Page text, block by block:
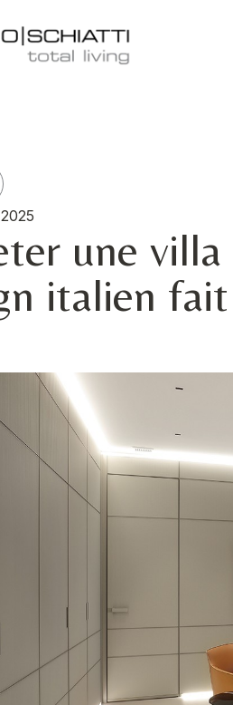
une villa
italien